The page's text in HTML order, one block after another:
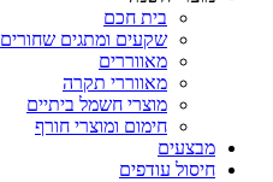
בית חכם
שקעים ומתגים שחורים
מאווררים
מאווררי תקרה
מוצרי חשמל ביתיים
חימום ומוצרי חורף
מבצעים
חיסול עודפים